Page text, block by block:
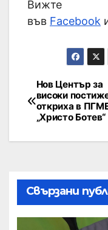
Вижте
във Facebook
Нов Център за
високи
откриха в
„Христо Ботев“
Свързани